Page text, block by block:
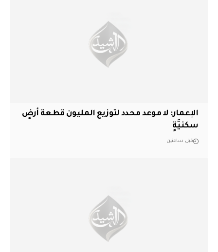
الإعمار: لا موعد محدد لتوزيع المليون قطعة أرضٍ
سكنيَّةٍ
قبل ساعتين